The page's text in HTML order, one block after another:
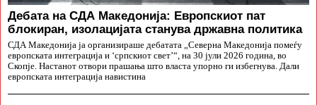
Дебата на СДА Македонија: Европскиот пат
блокиран, изолацијата станува државна политика
СДА Македонија ја организираше дебатата „Северна Македонија помеѓу
европската интеграција и ‘српскиот свет’“, на 30 јули 2026 година, во
Скопје. Настанот отвори прашања што власта упорно ги избегнува. Дали
европската интеграција навистина